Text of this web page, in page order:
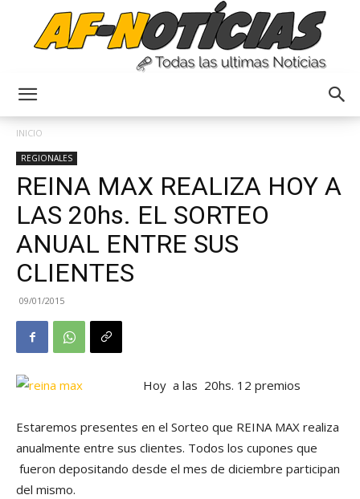
INICIO
REGIONALES
REINA MAX REALIZA HOY A
LAS 20hs. EL SORTEO
ANUAL ENTRE SUS
CLIENTES
09/01/2015
Hoy a las 20hs. 12 premios
Estaremos presentes en el Sorteo que REINA MAX realiza
anualmente entre sus clientes. Todos los cupones que
fueron depositando desde el mes de diciembre participan
del mismo.